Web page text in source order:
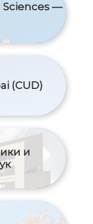
Sciences —
(CUD)
и